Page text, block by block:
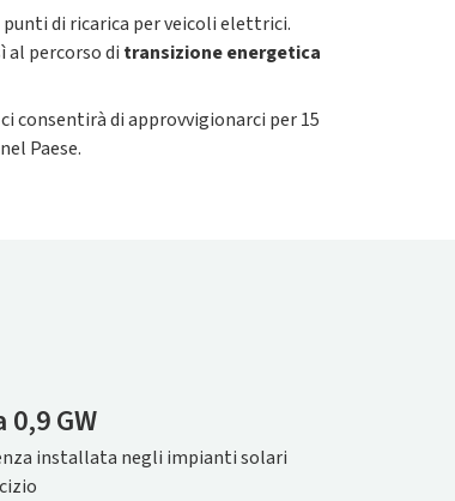
di ricarica per veicoli elettrici.
al percorso di transizione energetica
consentirà di approvvigionarci per 15
Paese.
0,9 GW
installata negli impianti solari